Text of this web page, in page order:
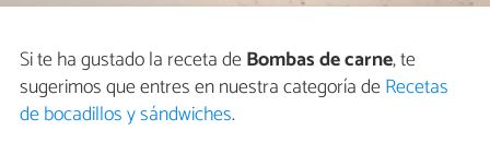
Si te ha gustado la receta deBombas de carne, te
sugerimos que entres en nuestra categoría deRecetas
de bocadillos y sándwiches.